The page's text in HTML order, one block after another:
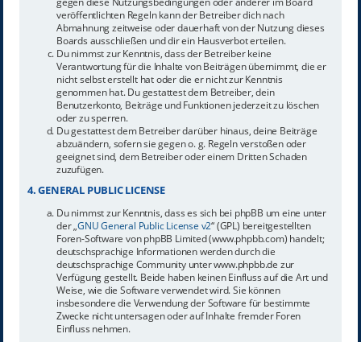
veröffentlichten Regeln kann der Betreiber dich nach
Abmahnung zeitweise oder dauerhaft von der Nutzung dieses
Boards ausschließen und dir ein Hausverbot erteilen.
Du nimmst zur Kenntnis, dass der Betreiber keine
Verantwortung für die Inhalte von Beiträgen übernimmt, die er
nicht selbst erstellt hat oder die er nicht zur Kenntnis
genommen hat. Du gestattest dem Betreiber, dein
Benutzerkonto, Beiträge und Funktionen jederzeit zu löschen
oder zu sperren.
Du gestattest dem Betreiber darüber hinaus, deine Beiträge
abzuändern, sofern sie gegen o. g. Regeln verstoßen oder
geeignet sind, dem Betreiber oder einem Dritten Schaden
zuzufügen.
4. GENERAL PUBLIC LICENSE
Du nimmst zur Kenntnis, dass es sich bei phpBB um eine unter
der „GNU General Public License v2“ (GPL) bereitgestellten
Foren-Software von phpBB Limited (www.phpbb.com) handelt;
deutschsprachige Informationen werden durch die
deutschsprachige Community unter www.phpbb.de zur
Verfügung gestellt. Beide haben keinen Einfluss auf die Art und
Weise, wie die Software verwendet wird. Sie können
insbesondere die Verwendung der Software für bestimmte
Zwecke nicht untersagen oder auf Inhalte fremder Foren
Einfluss nehmen.